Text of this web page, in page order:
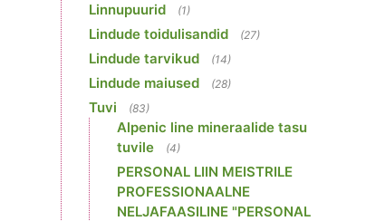
Linnupuurid (1)
Lindude toidulisandid (27)
Lindude tarvikud (14)
Lindude maiused (28)
Tuvi (83)
Alpenic line mineraalide tasu
tuvile
(4)
PERSONAL LIIN MEISTRILE
PROFESSIONAALNE
NELJAFAASILINE "PERSONAL